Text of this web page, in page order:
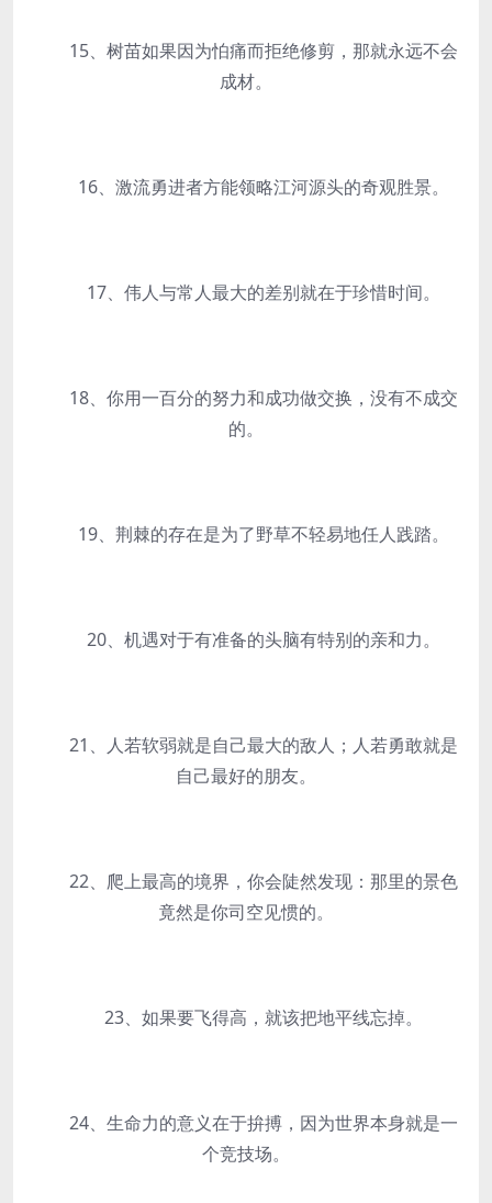
15、树苗如果因为怕痛而拒绝修剪，那就永远不会
成材。
16、激流勇进者方能领略江河源头的奇观胜景。
17、伟人与常人最大的差别就在于珍惜时间。
18、你用一百分的努力和成功做交换，没有不成交
的。
19、荆棘的存在是为了野草不轻易地任人践踏。
20、机遇对于有准备的头脑有特别的亲和力。
21、人若软弱就是自己最大的敌人；人若勇敢就是
自己最好的朋友。
22、爬上最高的境界，你会陡然发现：那里的景色
竟然是你司空见惯的。
23、如果要飞得高，就该把地平线忘掉。
24、生命力的意义在于拚搏，因为世界本身就是一
个竞技场。